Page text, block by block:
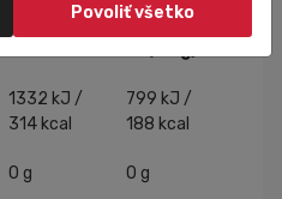
Na 100 g
Na porciu
1332 kJ /
314 kcal
799 kJ /
188 kcal
0 g 0 g
Povoliť všetko